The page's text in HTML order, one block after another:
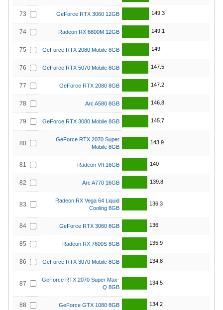
73 GeForce RTX 3060 12GB 149.3
74 Radeon RX 6800M 12GB 149.1
75 GeForce RTX 2080 Mobile 8GB 149
76 GeForce RTX 5070 Mobile 8GB 147.5
77 GeForce RTX 2080 8GB 147.2
78 Arc A580 8GB 146.8
79 GeForce RTX 3080 Mobile 8GB 145.7
80
GeForce RTX 2070 Super
Mobile 8GB
143.9
81 Radeon VII 16GB 140
82 Arc A770 16GB 139.8
83
Radeon RX Vega 64 Liquid
Cooling 8GB
136.3
84 GeForce RTX 3060 8GB 136
85 Radeon RX 7600S 8GB 135.9
86 GeForce RTX 3070 Mobile 8GB 134.8
87
GeForce RTX 2070 Super Max-
Q 8GB
134.5
88 GeForce GTX 1080 8GB 134.2